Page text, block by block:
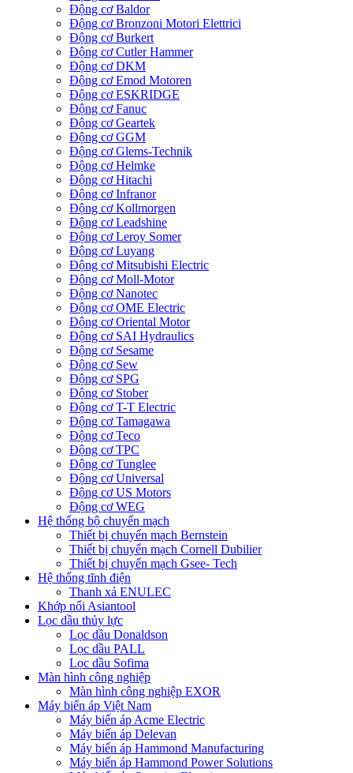
Động cơ Baldor
Động cơ Bronzoni Motori Elettrici
Động cơ Burkert
Động cơ Cutler Hammer
Động cơ DKM
Động cơ Emod Motoren
Động cơ ESKRIDGE
Động cơ Fanuc
Động cơ Geartek
Động cơ GGM
Động cơ Glems-Technik
Động cơ Helmke
Động cơ Hitachi
Động cơ Infranor
Động cơ Kollmorgen
Động cơ Leadshine
Động cơ Leroy Somer
Động cơ Luyang
Động cơ Mitsubishi Electric
Động cơ Moll-Motor
Động cơ Nanotec
Động cơ OME Electric
Động cơ Oriental Motor
Động cơ SAI Hydraulics
Động cơ Sesame
Động cơ Sew
Động cơ SPG
Động cơ Stober
Động cơ T-T Electric
Động cơ Tamagawa
Động cơ Teco
Động cơ TPC
Động cơ Tunglee
Động cơ Universal
Động cơ US Motors
Động cơ WEG
Hệ thống bộ chuyển mạch
Thiết bị chuyển mạch Bernstein
Thiết bị chuyển mạch Cornell Dubilier
Thiết bị chuyển mạch Gsee- Tech
Hệ thống tĩnh điện
Thanh xả ENULEC
Khớp nối Asiantool
Lọc dầu thủy lực
Lọc dầu Donaldson
Lọc dầu PALL
Lọc dầu Sofima
Màn hình công nghiệp
Màn hình công nghiệp EXOR
Máy biến áp Việt Nam
Máy biến áp Acme Electric
Máy biến áp Delevan
Máy biến áp Hammond Manufacturing
Máy biến áp Hammond Power Solutions